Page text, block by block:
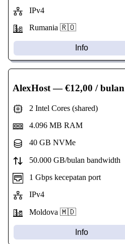
IPv4
Rumania 🇷🇴
Info
AlexHost— €12,00 / bulan
2 Intel Cores (shared)
4.096 MB RAM
40 GB NVMe
50.000 GB/bulan bandwidth
1 Gbps kecepatan port
IPv4
Moldova 🇲🇩
Info